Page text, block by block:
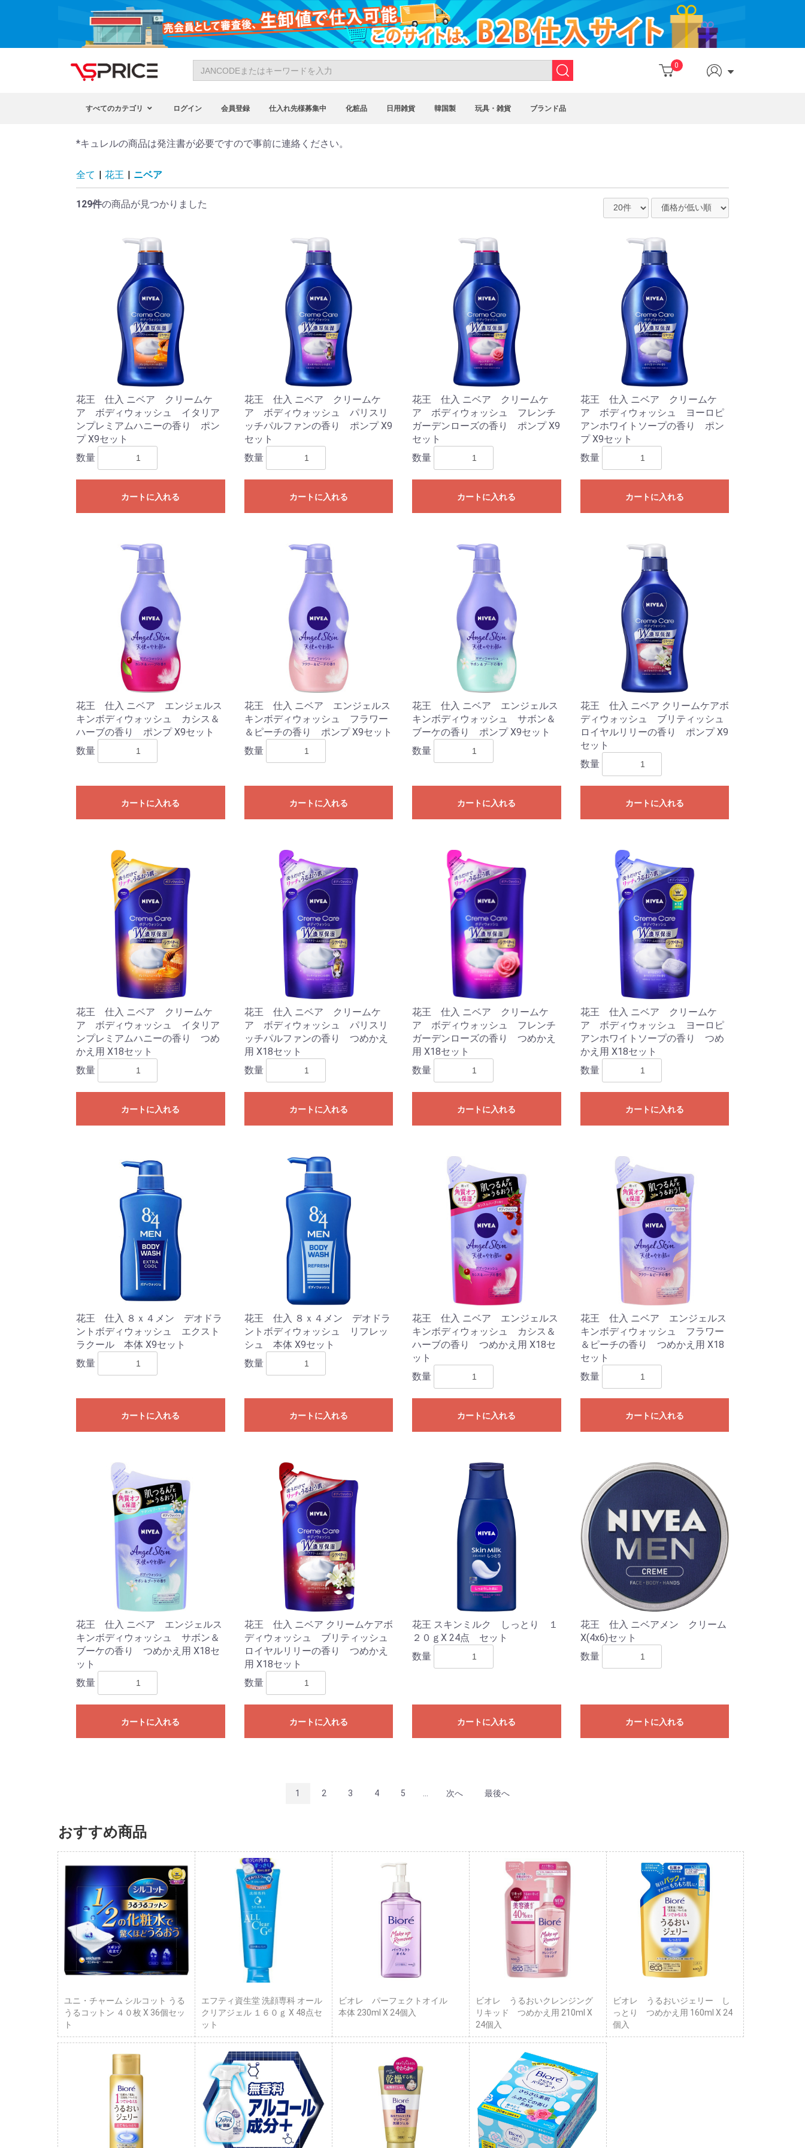
0
すべてのカテゴリ ログイン 会員登録 仕入れ先様募集中 化粧品 日用雑貨 韓国製 玩具・雑貨 ブランド品
*キュレルの商品は発注書が必要ですので事前に連絡ください。
全て | 花王 | ニベア
129件の商品が見つかりました
花王 仕入 ニベア クリームケ
ア ボディウォッシュ イタリア
ンプレミアムハニーの香り ポン
プ X9セット
数量
カートに入れる
花王 仕入 ニベア クリームケ
ア ボディウォッシュ パリスリ
ッチパルファンの香り ポンプ X9
セット
数量
カートに入れる
花王 仕入 ニベア クリームケ
ア ボディウォッシュ フレンチ
ガーデンローズの香り ポンプ X9
セット
数量
カートに入れる
花王 仕入 ニベア クリームケ
ア ボディウォッシュ ヨーロピ
アンホワイトソープの香り ポン
プ X9セット
数量
カートに入れる
花王 仕入 ニベア エンジェルス
キンボディウォッシュ カシス＆
ハーブの香り ポンプ X9セット
数量
カートに入れる
花王 仕入 ニベア エンジェルス
キンボディウォッシュ フラワー
＆ピーチの香り ポンプ X9セット
数量
カートに入れる
花王 仕入 ニベア エンジェルス
キンボディウォッシュ サボン＆
ブーケの香り ポンプ X9セット
数量
カートに入れる
花王 仕入 ニベア クリームケアボ
ディウォッシュ ブリティッシュ
ロイヤルリリーの香り ポンプ X9
セット
数量
カートに入れる
花王 仕入 ニベア クリームケ
ア ボディウォッシュ イタリア
ンプレミアムハニーの香り つめ
かえ用 X18セット
数量
カートに入れる
花王 仕入 ニベア クリームケ
ア ボディウォッシュ パリスリ
ッチパルファンの香り つめかえ
用 X18セット
数量
カートに入れる
花王 仕入 ニベア クリームケ
ア ボディウォッシュ フレンチ
ガーデンローズの香り つめかえ
用 X18セット
数量
カートに入れる
花王 仕入 ニベア クリームケ
ア ボディウォッシュ ヨーロピ
アンホワイトソープの香り つめ
かえ用 X18セット
数量
カートに入れる
花王 仕入 ８ｘ４メン デオドラ
ントボディウォッシュ エクスト
ラクール 本体 X9セット
数量
カートに入れる
花王 仕入 ８ｘ４メン デオドラ
ントボディウォッシュ リフレッ
シュ 本体 X9セット
数量
カートに入れる
花王 仕入 ニベア エンジェルス
キンボディウォッシュ カシス＆
ハーブの香り つめかえ用 X18セ
ット
数量
カートに入れる
花王 仕入 ニベア エンジェルス
キンボディウォッシュ フラワー
＆ピーチの香り つめかえ用 X18
セット
数量
カートに入れる
花王 仕入 ニベア エンジェルス
キンボディウォッシュ サボン＆
ブーケの香り つめかえ用 X18セ
ット
数量
カートに入れる
花王 仕入 ニベア クリームケアボ
ディウォッシュ ブリティッシュ
ロイヤルリリーの香り つめかえ
用 X18セット
数量
カートに入れる
花王 スキンミルク しっとり １
２０ｇX 24点 セット
数量
カートに入れる
花王 仕入 ニベアメン クリーム
X(4x6)セット
数量
カートに入れる
1 2 3 4 5 次へ 最後へ
おすすめ商品
ユニ・チャーム シルコット うる
うるコットン ４０枚 X 36個セッ
ト
エフティ資生堂 洗顔専科 オール
クリアジェル １６０ｇ X 48点セ
ット
ビオレ パーフェクトオイル
本体 230ml X 24個入
ビオレ うるおいクレンジング
リキッド つめかえ用 210ml X
24個入
ビオレ うるおいジェリー し
っとり つめかえ用 160ml X 24
個入